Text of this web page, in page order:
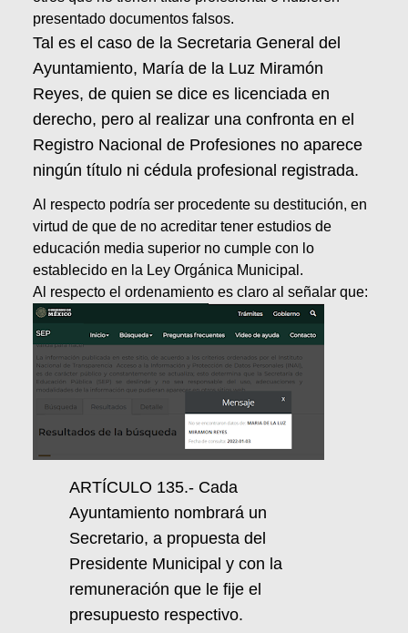
presentado documentos falsos.
Tal es el caso de la Secretaria General del
Ayuntamiento, María de la Luz Miramón
Reyes, de quien se dice es licenciada en
derecho, pero al realizar una confronta en el
Registro Nacional de Profesiones no aparece
ningún título ni cédula profesional registrada.
Al respecto podría ser procedente su destitución, en
virtud de que de no acreditar tener estudios de
educación media superior no cumple con lo
establecido en la Ley Orgánica Municipal.
Al respecto el ordenamiento es claro al señalar que:
ARTÍCULO 135.- Cada
Ayuntamiento nombrará un
Secretario, a propuesta del
Presidente Municipal y con la
remuneración que le fije el
presupuesto respectivo.